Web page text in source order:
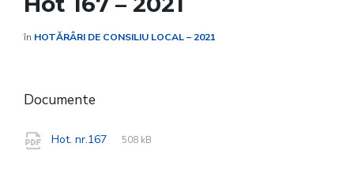
în HOTĂRÂRI DE CONSILIU LOCAL – 2021
Documente
Hot. nr.167
File
pdf
File
508 kB